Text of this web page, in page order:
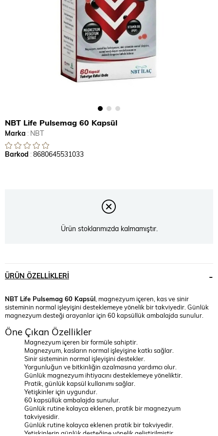
NBT Life Pulsemag 60 Kapsül
Marka : NBT
Barkod :8680645531033
Ürün stoklarımızda kalmamıştır.
ÜRÜN ÖZELLIKLERI
NBT Life Pulsemag 60 Kapsül , magnezyum içeren, kas ve sinir
sisteminin normal işleyişini desteklemeye yönelik bir takviyedir. Günlük
magnezyum desteği arayanlar için 60 kapsüllük ambalajda sunulur.
Öne Çıkan Özellikler
Magnezyum içeren bir formüle sahiptir.
Magnezyum, kasların normal işleyişine katkı sağlar.
Sinir sisteminin normal işleyişini destekler.
Yorgunluğun ve bitkinliğin azalmasına yardımcı olur.
Günlük magnezyum ihtiyacını desteklemeye yöneliktir.
Pratik, günlük kapsül kullanımı sağlar.
Yetişkinler için uygundur.
60 kapsüllük ambalajda sunulur.
Günlük rutine kolayca eklenen, pratik bir magnezyum
takviyesidir.
Günlük rutine kolayca eklenen pratik bir takviyedir.
Yetişkinlerin günlük desteğine yönelik geliştirilmiştir.